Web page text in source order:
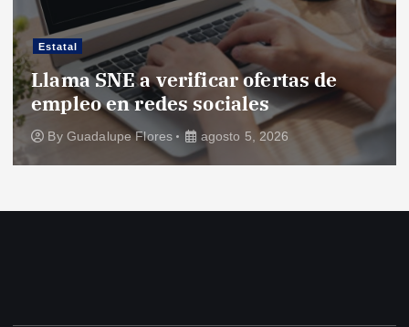
Estatal
Llama SNE a verificar ofertas de
empleo en redes sociales
By Guadalupe Flores agosto 5, 2026